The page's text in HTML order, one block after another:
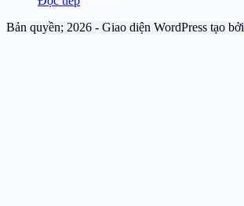
Bản quyền; 2026 - Giao diện WordPress tạo bởi